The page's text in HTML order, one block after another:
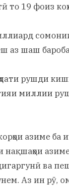
то 19 фоиз
аз шаш
рушди
миллии
азиме ба
ва
Аз ин рӯ,